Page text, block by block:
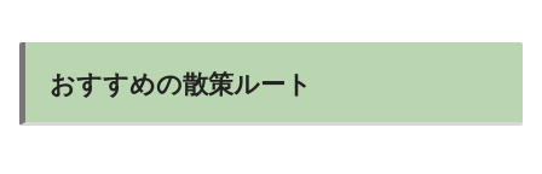
おすすめの散策ルート